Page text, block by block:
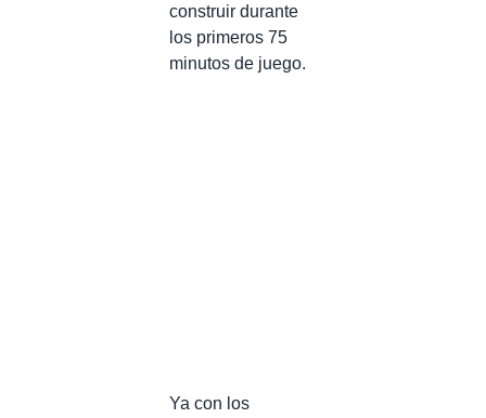
construir durante
los primeros 75
minutos de juego.
Ya con los